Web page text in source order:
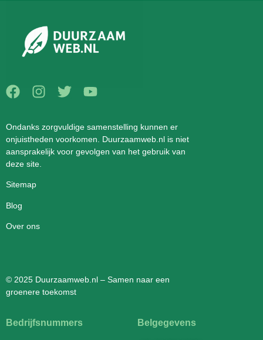
Ondanks zorgvuldige samenstelling kunnen er
onjuistheden voorkomen. Duurzaamweb.nl is niet
aansprakelijk voor gevolgen van het gebruik van
deze site.
Sitemap
Blog
Over ons
© 2025 Duurzaamweb.nl – Samen naar een
groenere toekomst
Bedrijfsnummers Belgegevens